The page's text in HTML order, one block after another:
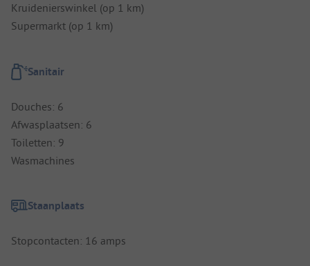
Kruidenierswinkel (op 1 km)
Supermarkt (op 1 km)
Sanitair
Douches: 6
Afwasplaatsen: 6
Toiletten: 9
Wasmachines
Staanplaats
Stopcontacten: 16 amps